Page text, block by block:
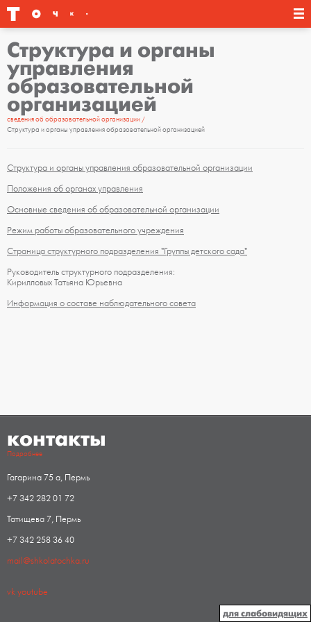
Структура и органы
управления
образовательной
организацией
сведения об образовательной организации
Структура и органы управления образовательной организацией
Структура и органы управления образовательной организации
Положения об органах управления
Основные сведения об образовательной организации
Режим работы образовательного учреждения
Страница структурного подразделения "Группы детского сада"
Руководитель структурного подразделения:
Кирилловых Татьяна Юрьевна
Информация о составе наблюдательного совета
контакты
Подробнее
Гагарина 75 а, Пермь
+7 342 282 01 72
Татищева 7, Пермь
+7 342 258 36 40
mail@shkolatochka.ru
vkyoutube
для слабовидящих